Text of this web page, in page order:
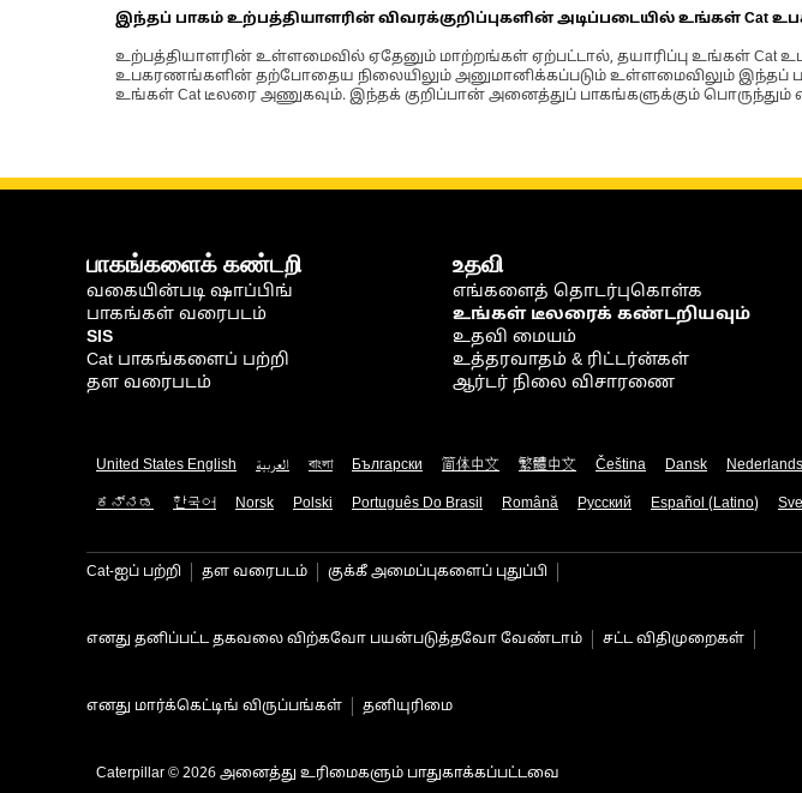
இந்தப் பாகம் உற்பத்தியாளரின் விவரக்குறிப்புகளின் அடிப்படையில் உங்கள் Cat
உற்பத்தியாளரின் உள்ளமைவில் ஏதேனும் மாற்றங்கள் ஏற்பட்டால், தயாரிப்பு உங்கள்
உபகரணங்களின் தற்போதைய நிலையிலும் அனுமானிக்கப்படும் உள்ளமைவிலும் இந்தப்
உங்கள் Cat டீலரை அணுகவும். இந்தக் குறிப்பான் அனைத்துப் பாகங்களுக்கும் பொருந்தும்
பாகங்களைக் கண்டறி
வகையின்படி ஷாப்பிங்
பாகங்கள் வரைபடம்
SIS
Cat பாகங்களைப் பற்றி
தள வரைபடம்
உதவி
எங்களைத் தொடர்புகொள்க
உங்கள் டீலரைக் கண்டறியவும்
உதவி மையம்
உத்தரவாதம் & ரிட்டர்ன்கள்
ஆர்டர் நிலை விசாரணை
United States English العربية বাংলা Български 简体中文 繁體中文 Čeština Dansk Nederlands
ಕನ್ನಡ 한국어 Norsk Polski Português Do Brasil Română Русский Español (Latino)
Cat-ஐப் பற்றி தள வரைபடம் குக்கீ அமைப்புகளைப் புதுப்பி
எனது தனிப்பட்ட தகவலை விற்கவோ பயன்படுத்தவோ வேண்டாம் சட்ட விதிமுறைகள்
எனது மார்க்கெட்டிங் விருப்பங்கள் தனியுரிமை
Caterpillar © 2026 அனைத்து உரிமைகளும் பாதுகாக்கப்பட்டவை